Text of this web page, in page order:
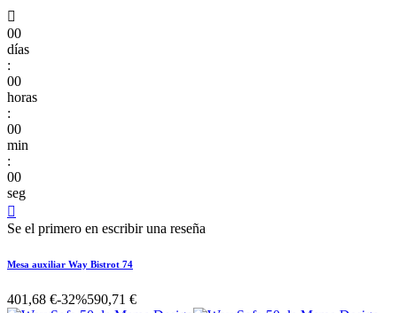

00
días
:
00
horas
:
00
min
:
00
seg

Se el primero en escribir una reseña
Mesa auxiliar Way Bistrot 74
401,68 €-32%590,71 €